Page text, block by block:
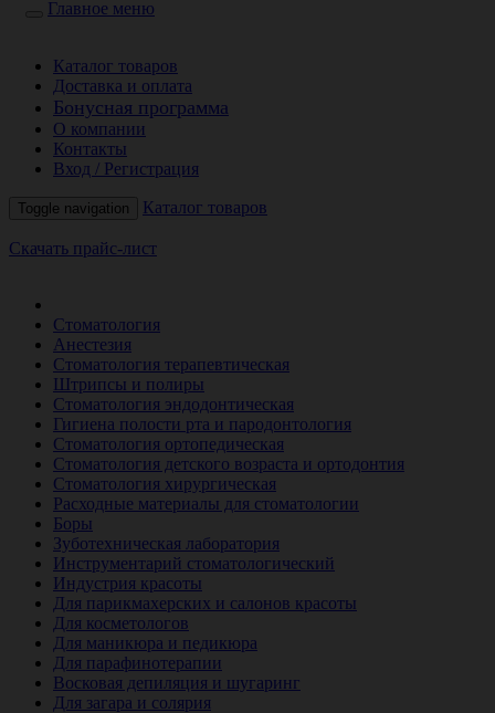
Главное меню
Каталог товаров
Доставка и оплата
Бонусная программа
О компании
Контакты
Вход / Регистрация
Toggle navigation Каталог товаров
Скачать прайс-лист
Стоматология
Анестезия
Стоматология терапевтическая
Штрипсы и полиры
Стоматология эндодонтическая
Гигиена полости рта и пародонтология
Стоматология ортопедическая
Стоматология детского возраста и ортодонтия
Стоматология хирургическая
Расходные материалы для стоматологии
Боры
Зуботехническая лаборатория
Инструментарий стоматологический
Индустрия красоты
Для парикмахерских и салонов красоты
Для косметологов
Для маникюра и педикюра
Для парафинотерапии
Восковая депиляция и шугаринг
Для загара и солярия